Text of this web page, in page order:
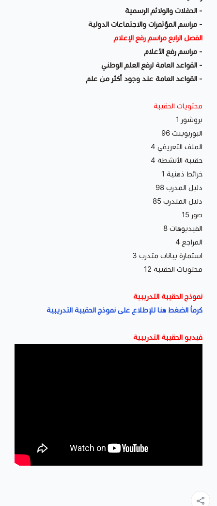
- الحفلات والولائم الرسمية
- مراسم المؤتمرات والاجتماعات الدولية
الفصل الرابع مراسم رفع الإعلام
- مراسم رفع الأعلام
- القواعد العامة لرفع العلم الوطني
- القواعد العامة عند وجود أكثر من علم
محتويات الحقيبة
بروشور 1
البوربوينت 96
الملف التعريفي 4
حقيبة الأنشطة 4
خرائط ذهنية 1
دليل المدرب 98
دليل المتدرب 85
صور 15
الفيديوهات 8
المراجع 4
استمارة بيانات متدرب 3
محتويات الحقيبة 12
نموذج الحقيبة التدريبية
كرماُ الضغط هنا للإطلاع على نموذج الحقيبة التدريبية
فيديو الحقيبة التدريبية